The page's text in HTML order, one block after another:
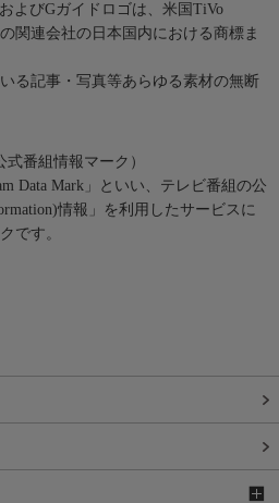
よびGガイドロゴは、米国TiVo
関連会社の日本国内における商標ま
る記事・写真等あらゆる素材の無断
式番組情報マーク）
Data Mark」といい、テレビ番組の公
情報」を利用したサービスに
です。